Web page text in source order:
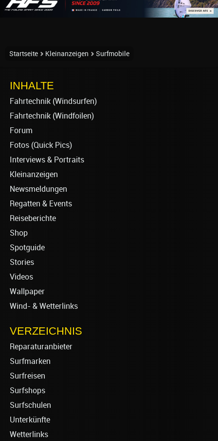
Startseite Kleinanzeigen Surfmobile
INHALTE
Fahrtechnik (Windsurfen)
Fahrtechnik (Windfoilen)
Forum
Fotos (Quick Pics)
Interviews & Portraits
Kleinanzeigen
Newsmeldungen
Regatten & Events
Reiseberichte
Shop
Spotguide
Stories
Videos
Wallpaper
Wind- & Wetterlinks
VERZEICHNIS
Reparaturanbieter
Surfmarken
Surfreisen
Surfshops
Surfschulen
Unterkünfte
Wetterlinks